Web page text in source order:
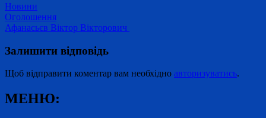
Новини
Навігація
записів
Оголошення
Афанасьєв Віктор Вікторович
Залишити відповідь
Щоб відправити коментар вам необхідно авторизуватись.
МЕНЮ: